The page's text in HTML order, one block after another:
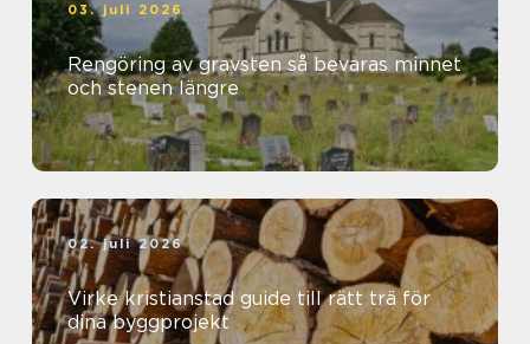
03. juli 2026
Rengöring av gravsten så bevaras minnet
och stenen längre
02. juli 2026
Virke kristianstad guide till rätt trä för
dina byggprojekt